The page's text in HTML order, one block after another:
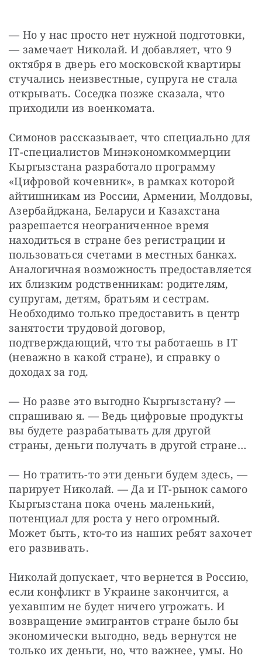
— Но у нас просто нет нужной подготовки,
— замечает Николай. И добавляет, что 9
октября в дверь его московской квартиры
стучались неизвестные, супруга не стала
открывать. Соседка позже сказала, что
приходили из военкомата.
Симонов рассказывает, что специально для
IT-специалистов Минэкономкоммерции
Кыргызстана разработало программу
«Цифровой кочевник», в рамках которой
айтишникам из России, Армении, Молдовы,
Азербайджана, Беларуси и Казахстана
разрешается неограниченное время
находиться в стране без регистрации и
пользоваться счетами в местных банках.
Аналогичная возможность предоставляется
их близким родственникам: родителям,
супругам, детям, братьям и сестрам.
Необходимо только предоставить в центр
занятости трудовой договор,
подтверждающий, что ты работаешь в IT
(неважно в какой стране), и справку о
доходах за год.
— Но разве это выгодно Кыргызстану? —
спрашиваю я. — Ведь цифровые продукты
вы будете разрабатывать для другой
страны, деньги получать в другой стране…
— Но тратить-то эти деньги будем здесь, —
парирует Николай. — Да и IT-рынок самого
Кыргызстана пока очень маленький,
потенциал для роста у него огромный.
Может быть, кто-то из наших ребят захочет
его развивать.
Николай допускает, что вернется в Россию,
если конфликт в Украине закончится, а
уехавшим не будет ничего угрожать. И
возвращение эмигрантов стране было бы
экономически выгодно, ведь вернутся не
только их деньги, но, что важнее, умы. Но